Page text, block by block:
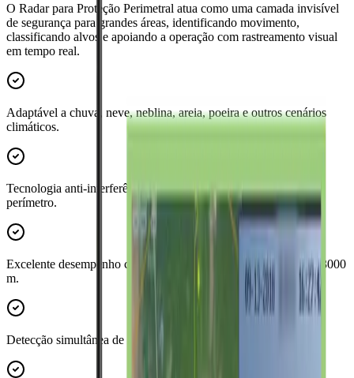
O Radar para Proteção Perimetral atua como uma camada invisível
de segurança para grandes áreas, identificando movimento,
classificando alvos e apoiando a operação com rastreamento visual
em tempo real.
Adaptável a chuva, neve, neblina, areia, poeira e outros cenários
climáticos.
Tecnologia anti-interferência para operação mais estável no
perímetro.
Excelente desempenho com distâncias de medição de 60 m até 3000
m.
Detecção simultânea de até 32 alvos.